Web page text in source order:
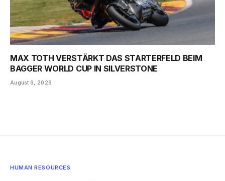
MAX TOTH VERSTÄRKT DAS STARTERFELD BEIM
BAGGER WORLD CUP IN SILVERSTONE
August 6, 2026
HUMAN RESOURCES